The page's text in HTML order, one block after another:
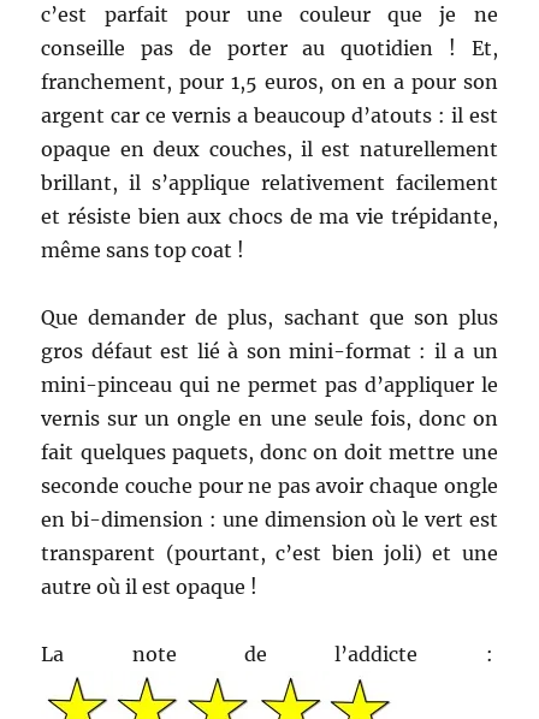
c’est parfait pour une couleur que je ne
conseille pas de porter au quotidien ! Et,
franchement, pour 1,5 euros, on en a pour son
argent car ce vernis a beaucoup d’atouts : il est
opaque en deux couches, il est naturellement
brillant, il s’applique relativement facilement
et résiste bien aux chocs de ma vie trépidante,
même sans top coat !
Que demander de plus, sachant que son plus
gros défaut est lié à son mini-format : il a un
mini-pinceau qui ne permet pas d’appliquer le
vernis sur un ongle en une seule fois, donc on
fait quelques paquets, donc on doit mettre une
seconde couche pour ne pas avoir chaque ongle
en bi-dimension : une dimension où le vert est
transparent (pourtant, c’est bien joli) et une
autre où il est opaque !
La note de l’addicte :